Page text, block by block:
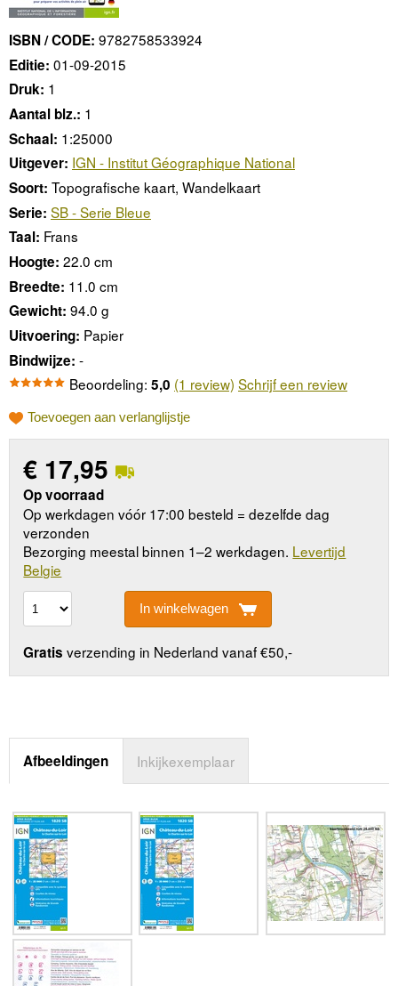
ISBN / CODE: 9782758533924
Editie: 01-09-2015
Druk: 1
Aantal blz.: 1
Schaal: 1:25000
Uitgever: IGN - Institut Géographique National
Soort: Topografische kaart, Wandelkaart
Serie: SB - Serie Bleue
Taal: Frans
Hoogte: 22.0 cm
Breedte: 11.0 cm
Gewicht: 94.0 g
Uitvoering: Papier
Bindwijze: -
Beoordeling: 5,0 (1 review) Schrijf een review
Toevoegen aan verlanglijstje
€ 17,95
Op voorraad
Op werkdagen vóór 17:00 besteld = dezelfde dag
verzonden
Bezorging meestal binnen 1–2 werkdagen. Levertijd
Belgie
In winkelwagen
Gratis verzending in Nederland vanaf €50,-
Afbeeldingen Inkijkexemplaar